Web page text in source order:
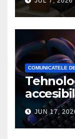
COMUNICATELE
seria
o nouă
gaming
JUN 17,